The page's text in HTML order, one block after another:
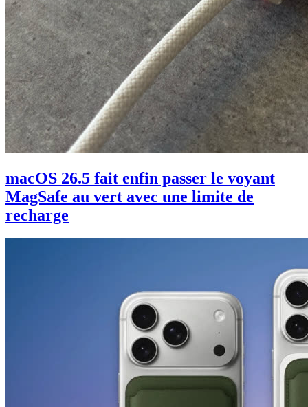
macOS 26.5 fait enfin passer le voyant
MagSafe au vert avec une limite de
recharge